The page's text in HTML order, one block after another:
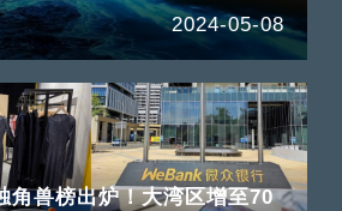
2024-05-08
角兽榜出炉！大湾区增至70